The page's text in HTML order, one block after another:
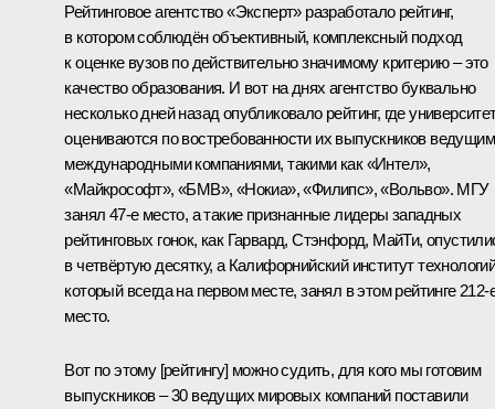
Рейтинговое агентство «Эксперт» разработало рейтинг,
в котором соблюдён объективный, комплексный подход
к оценке вузов по действительно значимому критерию – это
качество образования. И вот на днях агентство буквально
несколько дней назад опубликовало рейтинг, где
оцениваются по востребованности их выпускников
международными компаниями, такими как «Интел»,
«Майкрософт», «БМВ», «Нокиа», «Филипс», «Вольво». МГУ
занял 47-е место, а такие признанные лидеры западных
рейтинговых гонок, как Гарвард, Стэнфорд, МайТи,
в четвёртую десятку, а Калифорнийский институт
который всегда на первом месте, занял в этом рейтинге 212-
место.
Вот по этому [рейтингу] можно судить, для кого мы готовим
выпускников – 30 ведущих мировых компаний поставили